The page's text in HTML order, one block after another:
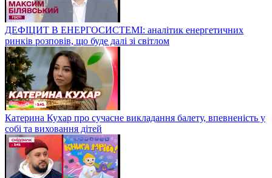
ДЕФІЦИТ В ЕНЕРГОСИСТЕМІ: аналітик енергетичних
ринків розповів, що буде далі зі світлом
Катерина Кухар про сучасне викладання балету, впевненість у
собі та виховання дітей